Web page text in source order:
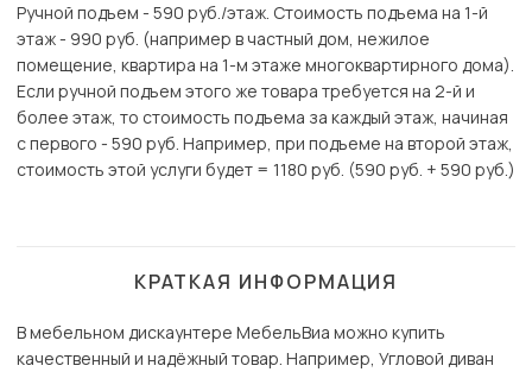
Ручной подъем - 590 руб./этаж. Стоимость подъема на 1-й
этаж - 990 руб. (например в частный дом, нежилое
помещение, квартира на 1-м этаже многоквартирного дома).
Если ручной подъем этого же товара требуется на 2-й и
более этаж, то стоимость подъема за каждый этаж, начиная
с первого - 590 руб. Например, при подъеме на второй этаж,
стоимость этой услуги будет = 1180 руб. (590 руб. + 590 руб.)
КРАТКАЯ ИНФОРМАЦИЯ
В мебельном дискаунтере МебельВиа можно купить
качественный и надёжный товар. Например, Угловой диван